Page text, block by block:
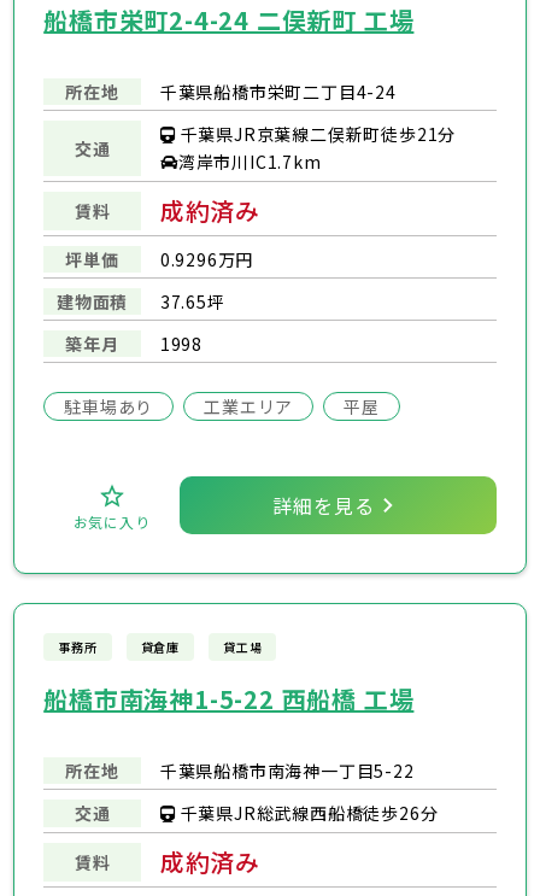
船橋市栄町2-4-24 二俣新町 工場
所在地 千葉県船橋市栄町二丁目4-24
交通
千葉県JR京葉線二俣新町徒歩21分
湾岸市川IC1.7km
賃料 成約済み
坪単価
0.9296万円
建物面積
37.65坪
築年月
1998
駐車場あり 工業エリア 平屋
お気に入り
詳細を見る
事務所 貸倉庫 貸工場
船橋市南海神1-5-22 西船橋 工場
所在地
千葉県船橋市南海神一丁目5-22
交通
千葉県JR総武線西船橋徒歩26分
賃料 成約済み